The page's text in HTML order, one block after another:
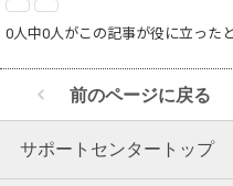
0人中0人がこの記事が役に立った
前のページに戻る
サポートセンタートップ